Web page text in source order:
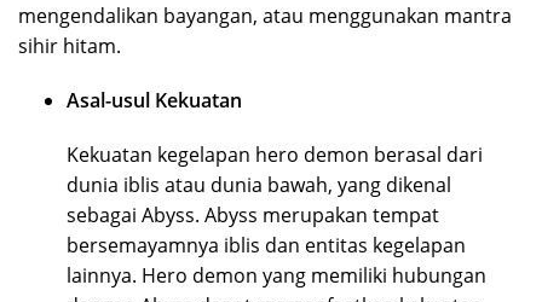
mengendalikan bayangan, atau menggunakan mantra
sihir hitam.
Asal-usul Kekuatan
Kekuatan kegelapan hero demon berasal dari
dunia iblis atau dunia bawah, yang dikenal
sebagai Abyss. Abyss merupakan tempat
bersemayamnya iblis dan entitas kegelapan
lainnya. Hero demon yang memiliki hubungan